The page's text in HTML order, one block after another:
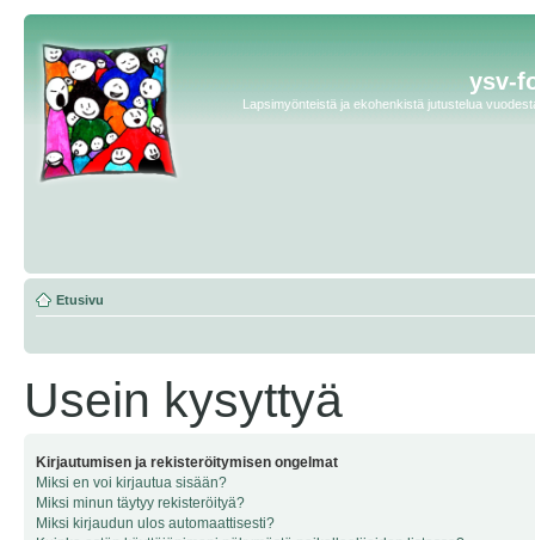
ysv-
Lapsimyönteistä ja ekohenkistä jutustelua
Etusivu
Usein kysyttyä
Kirjautumisen ja rekisteröitymisen ongelmat
Miksi en voi kirjautua sisään?
Miksi minun täytyy rekisteröityä?
Miksi kirjaudun ulos automaattisesti?